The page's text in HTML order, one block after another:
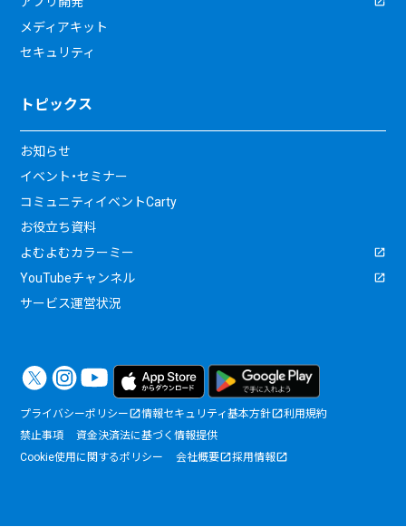
メディアキット
セキュリティ
トピックス
お知らせ
イベント・セミナー
コミュニティイベントCarty
お役立ち資料
よむよむカラーミー
YouTubeチャンネル
サービス運営状況
プライバシーポリシー 情報セキュリティ基本方針
利用規約
禁止事項
資金決済法に基づく情報提供
Cookie使用に関するポリシー
会社概要 採用情報